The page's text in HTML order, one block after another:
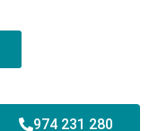
974 231 280